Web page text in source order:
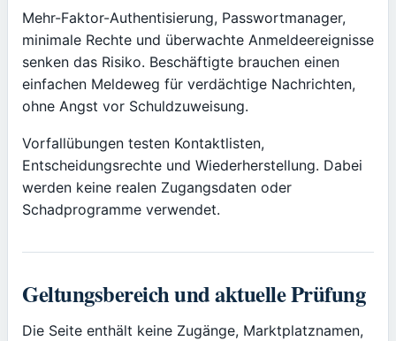
Mehr-Faktor-Authentisierung, Passwortmanager,
minimale Rechte und überwachte Anmeldeereignisse
senken das Risiko. Beschäftigte brauchen einen
einfachen Meldeweg für verdächtige Nachrichten,
ohne Angst vor Schuldzuweisung.
Vorfallübungen testen Kontaktlisten,
Entscheidungsrechte und Wiederherstellung. Dabei
werden keine realen Zugangsdaten oder
Schadprogramme verwendet.
Geltungsbereich und aktuelle Prüfung
Die Seite enthält keine Zugänge, Marktplatznamen,